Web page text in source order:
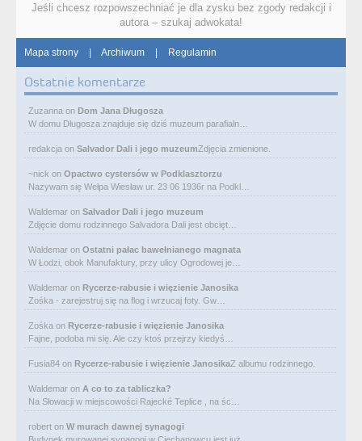
Jeśli chcesz rozpowszechniać je dla zysku bez zgody redakcji i
autora – szukaj adwokata!
Mapa strony | Archiwum | Regulamin
Ostatnie komentarze
Zuzanna on Dom Jana Długosza
W domu Długosza znajduje się dziś muzeum parafialn…
redakcja on Salvador Dali i jego muzeumZdjęcia zmienione.
~nick on Opactwo cystersów w Podklasztorzu
Nazywam się Wełpa Wiesław ur. 23 06 1936r na Podkl…
Waldemar on Salvador Dali i jego muzeum
Zdjęcie domu rodzinnego Salvadora Dali jest obcięt…
Waldemar on Ostatni pałac bawełnianego magnata
W Łodzi, obok Manufaktury, przy ulicy Ogrodowej je…
Waldemar on Rycerze-rabusie i więzienie Janosika
Zośka - zarejestruj się na flog i wrzucaj foty. Gw…
Zośka on Rycerze-rabusie i więzienie Janosika
Fajne, podoba mi się. Ale czy ktoś przejrzy kiedyś…
Fusia84 on Rycerze-rabusie i więzienie JanosikaZ albumu rodzinnego.
Waldemar on A co to za tabliczka?
Na Słowacji w miejscowości Rajecké Teplice , na śc…
robert on W murach dawnej synagogi